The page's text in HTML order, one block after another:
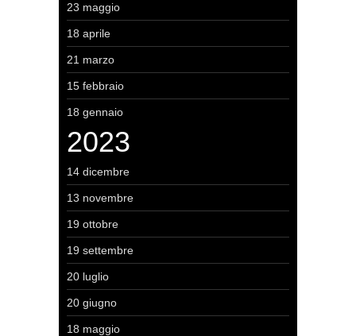
23 maggio
18 aprile
21 marzo
15 febbraio
18 gennaio
2023
14 dicembre
13 novembre
19 ottobre
19 settembre
20 luglio
20 giugno
18 maggio